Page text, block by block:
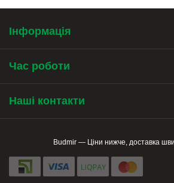
Інформація
Час роботи
Наші контакти
Budmir — Ціни нижче, доставка